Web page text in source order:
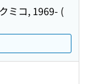
ミコ, 1969- (